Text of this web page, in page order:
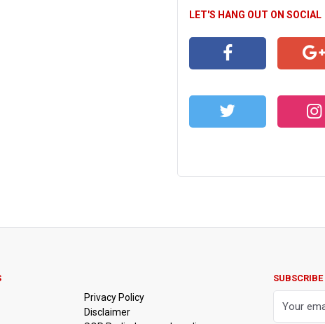
LET'S HANG OUT ON SOCIAL
Privacy Policy
Disclaimer
SUBSCRIBE